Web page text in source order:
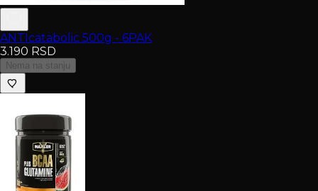
ANTIcatabolic 500g - 6PAK
3.190 RSD
Nema na stanju